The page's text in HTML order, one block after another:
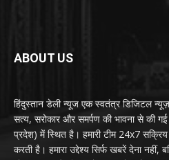
ABOUT US
हिंदुस्तान डेली न्यूज एक स्वतंत्र डिजिटल
सत्य, सरोकार और समर्पण की भावना से की गई
प्रदेश) में स्थित है। हमारी टीम 24x7
करती है। हमारा उद्देश्य सिर्फ खबरें देना